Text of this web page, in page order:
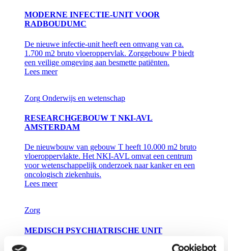
MODERNE INFECTIE-UNIT VOOR
RADBOUDUMC
De nieuwe infectie-unit heeft een omvang van ca.
1.700 m2 bruto vloeroppervlak. Zorggebouw P biedt
een veilige omgeving aan besmette patiënten.
Lees meer
Zorg Onderwijs en wetenschap
RESEARCHGEBOUW T NKI-AVL
AMSTERDAM
De nieuwbouw van gebouw T heeft 10.000 m2 bruto
vloeroppervlakte. Het NKI-AVL omvat een centrum
voor wetenschappelijk onderzoek naar kanker en een
oncologisch ziekenhuis.
Lees meer
Zorg
MEDISCH PSYCHIATRISCHE UNIT